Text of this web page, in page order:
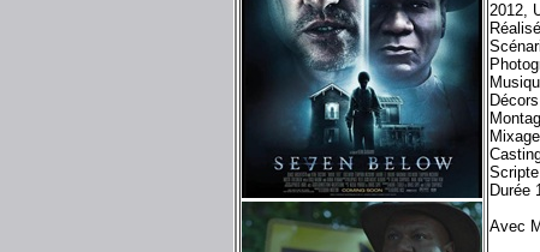
2012,
Durée
Avec